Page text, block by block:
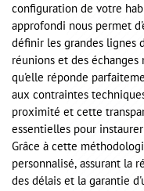
configuration de votre
approfondi nous permet
définir les grandes lignes
réunions et des
qu'elle réponde
aux contraintes
proximité et cette
essentielles pour
Grâce à cette
personnalisé, assurant la
des délais et la garantie